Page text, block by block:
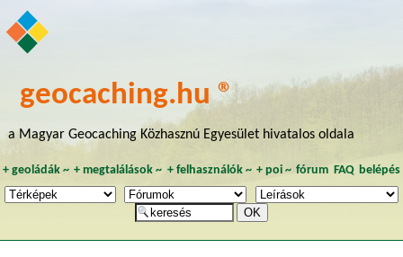
geocaching.hu ®
a Magyar Geocaching Közhasznú Egyesület hivatalos oldala
+ geoládák~ +megtalálások ~ + felhasználók~ + poi~ fórum FAQ belépés